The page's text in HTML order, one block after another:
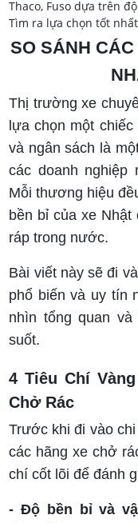
Thaco, Fuso dựa trên
Tìm ra lựa chọn tốt
SO SÁNH
Thị trường xe
lựa chọn một
và ngân sách là
các doanh
Mỗi thương hiệu
bền bỉ của xe
ráp trong nước.
Bài viết này sẽ đi
phổ biến và uy tín
nhìn tổng quan
suốt.
4 Tiêu Chí
Chở Rác
Trước khi đi vào
các hãng xe chở
chí cốt lõi để đánh
- Độ bền bỉ và